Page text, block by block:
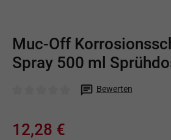
Muc-Off
Spray 500 ml
Bewerten
12,28 €